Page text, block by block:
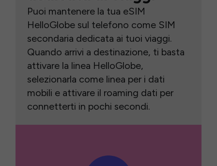
Puoi mantenere la tua eSIM
HelloGlobe sul telefono come SIM
secondaria dedicata ai tuoi viaggi.
Quando arrivi a destinazione, ti basta
attivare la linea HelloGlobe,
selezionarla come linea per i dati
mobili e attivare il roaming dati per
connetterti in pochi secondi.